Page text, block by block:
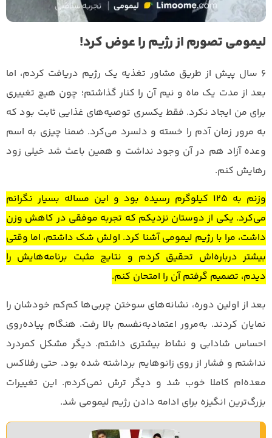
لیمومی تصورم از رژیم را عوض کرد!
6 سال پیش از طریق مشاور تغذیه یک رژیم دریافت کردم، اما
بعد از مدت یک ماه و نیم آن را کنار گذاشتم؛ چون هیچ تغییری
برای من ایجاد نکرد. فقط یکسری توصیه‌های غذایی ثابت بود که
به مرور زمان آدم را خسته و دلسرد می‌کرد. ضمنا چیزی به اسم
وعده آزاد هم در آن وجود نداشت و همین باعث شد خیلی زود
رهایش کنم.
وزنم به ۱۲۵ کیلوگرم رسیده بود و این مساله بسیار نگرانم
می‌کرد. یکی از دوستان نزدیکم که تجربه موفقی در کاهش وزن
داشت، مرا با رژیم لیمومی آشنا کرد. اولش شک داشتم، اما وقتی
بیشتر درباره‌اش تحقیق کردم و نتایج مثبت برنامه‌هایش را
دیدم، تصمیم گرفتم آن را امتحان کنم.
بعد از اولین دوره، نشانه‌های سوختن چربی‌ها کم‌کم خودشان را
نمایان کردند. به‌مرور اعتمادبه‌نفسم بالا رفت. هنگام پیاده‌روی
احساس شادابی و نشاط بیشتری داشتم. دیگر مشکل کمردرد
نداشتم و فشار از روی زانوهایم برداشته شده بود. حتی رفلاکس
معده‌ام کاملا خوب شد و دیگر ترش نمی‌کردم. این تغییرات
بزرگ‌ترین انگیزه برای ادامه دادن رژیم لیمومی شد.